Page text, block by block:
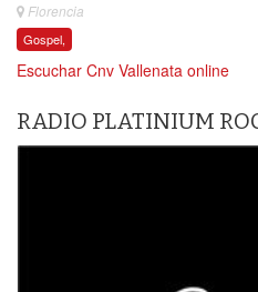
Florencia
Gospel,
Escuchar Cnv Vallenata online
RADIO PLATINIUM